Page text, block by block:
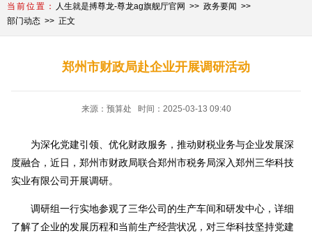
人生就是搏尊龙-尊龙ag旗舰厅官网
政务要闻
部门动态
正文
郑州市财政局赴企业开展调研活动
来源：预算处 时间：2025-03-13 09:40
为深化党建引领、优化财政服务，推动财税业务与企业发展深
度融合，近日，郑州市财政局联合郑州市税务局深入郑州三华科技
实业有限公司开展调研。
调研组一行实地参观了三华公司的生产车间和研发中心，详细
了解了企业的发展历程和当前生产经营状况，对三华科技坚持党建